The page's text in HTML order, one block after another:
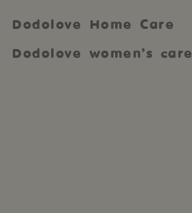
Dodolove Home Care
Dodolove women’s care